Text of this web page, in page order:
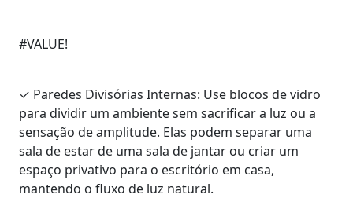
#VALUE!
✓ Paredes Divisórias Internas: Use blocos de vidro
para dividir um ambiente sem sacrificar a luz ou a
sensação de amplitude. Elas podem separar uma
sala de estar de uma sala de jantar ou criar um
espaço privativo para o escritório em casa,
mantendo o fluxo de luz natural.